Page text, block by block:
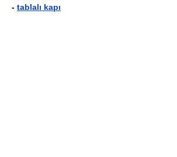
- tablalı kapı